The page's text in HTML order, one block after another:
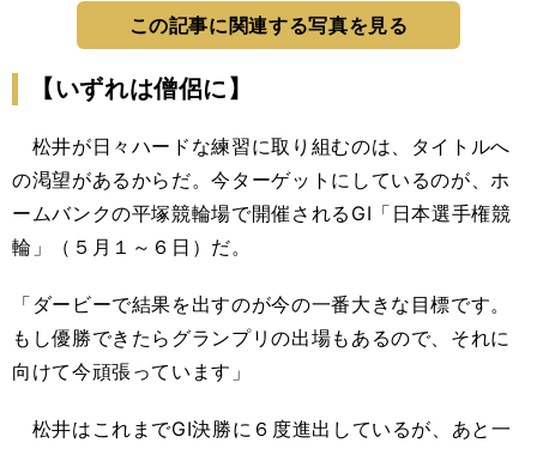
この記事に関連する写真を見る
【いずれは僧侶に】
松井が日々ハードな練習に取り組むのは、タイトルへ
の渇望があるからだ。今ターゲットにしているのが、ホ
ームバンクの平塚競輪場で開催されるGⅠ「日本選手権競
輪」（５月１～６日）だ。
「ダービーで結果を出すのが今の一番大きな目標です。
もし優勝できたらグランプリの出場もあるので、それに
向けて今頑張っています」
松井はこれまでGⅠ決勝に６度進出しているが、あと一